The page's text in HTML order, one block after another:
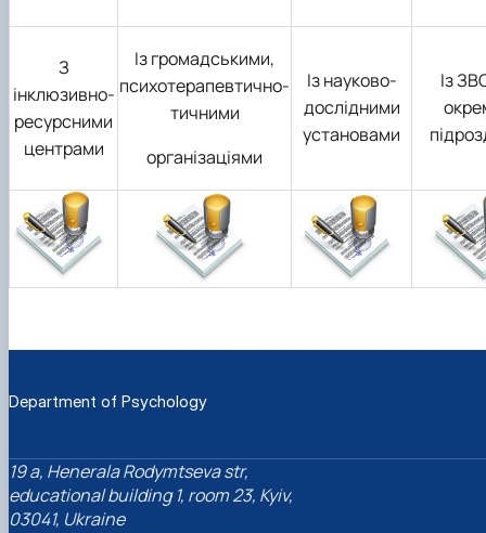
З
інклюзивно-
ресурсними
центрами
Із громадськими,
психотерапевтично-
тичними
організаціями
Із науково-
дослідними
установами
Із
Department of Psychology
19 a, Henerala Rodymtseva str,
educational building 1, room 23, Kyiv,
03041, Ukraine